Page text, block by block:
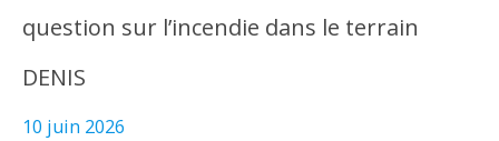
question sur l’incendie dans le terrain
DENIS
10 juin 2026